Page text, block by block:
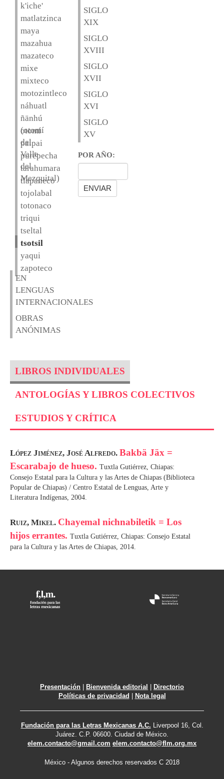
k'iche'
matlatzinca
maya
mazahua
mazateco
mixe
mixteco
motozintleco
náhuatl
ñänhú
(otomí
del
Valle
del
Mezquital)
otomí
paipai
purépecha
tarahumara
tlapaneco
tojolabal
totonaco
triqui
tseltal
tsotsil
yaqui
zapoteco
EN
LENGUAS
INTERNACIONALES
OBRAS
ANÓNIMAS
SIGLO
XIX
SIGLO
XVIII
SIGLO
XVII
SIGLO
XVI
SIGLO
XV
POR AÑO:
LIBROS INDIVIDUALES
ANTOLOGÍAS Y LIBROS COLECTIVOS
ESTUDIOS Y CRÍTICA
López Jiménez, José Alfredo. Bakbä Jäx =
Escarabajo de hueso. Tuxtla Gutiérrez, Chiapas:
Consejo Estatal para la Cultura y las Artes de Chiapas (Biblioteca
Popular de Chiapas) / Centro Estatal de Lenguas, Arte y
Literatura Indígenas, 2004.
Ruiz, Mikel. Chayemal nichnabiletik = Los
hijos errantes. Tuxtla Gutiérrez, Chiapas: Consejo Estatal
para la Cultura y las Artes de Chiapas, 2014.
Presentación | Bienvenida editorial | Directorio
Políticas de privacidad | Nota legal
Fundación para las Letras Mexicanas A.C. Liverpool 16, Col.
Juárez. C.P. 06600. Ciudad de México.
elem.contacto@gmail.com elem.contacto@flm.org.mx
México - Algunos derechos reservados C 2018